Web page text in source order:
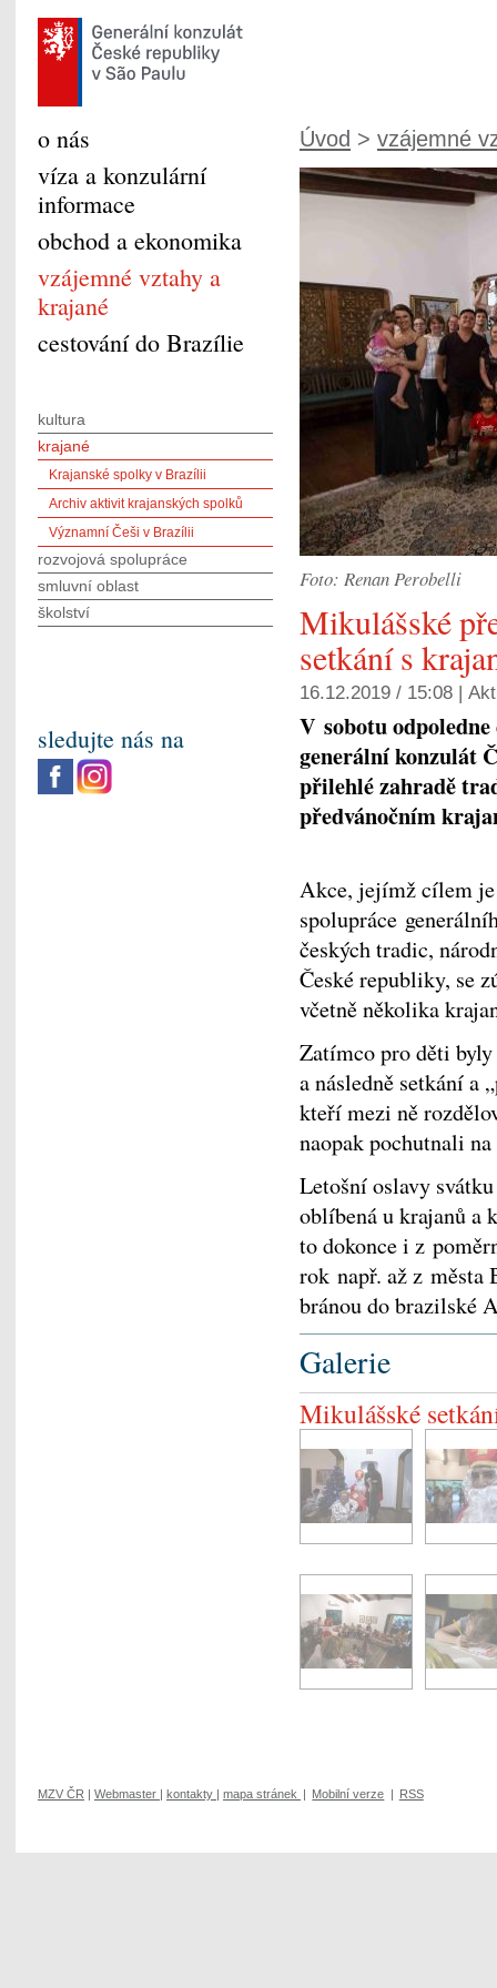
Úvod > vzájemné
Foto: Renan Perobelli
Mikulášské
setkání s
16.12.2019 / 15:08 |
V sobotu
generální konzulát
přilehlé zahradě
předvánočním
Akce, jejímž cílem
spolupráce
českých tradic,
České republiky, se
včetně několika
Zatímco pro děti byly
a následně setkání a
kteří mezi ně
naopak pochutnali
Letošní oslavy
oblíbená u krajanů a
to dokonce i z
rok např. až z města
bránou do brazilské
Galerie
Mikulášské
o nás
víza a konzulární
informace
obchod a ekonomika
vzájemné vztahy a
krajané
cestování do Brazílie
kultura
krajané
Krajanské spolky v Brazílii
Archiv aktivit krajanských spolků
Významní Češi v Brazílii
rozvojová spolupráce
smluvní oblast
školství
sledujte nás na
MZV ČR Webmaster kontakty mapa stránek Mobilní verze RSS